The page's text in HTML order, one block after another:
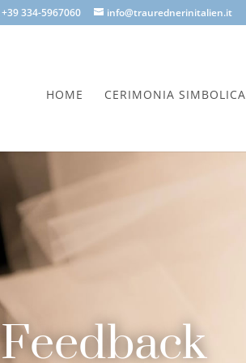
+39 334-5967060 info@traurednerinitalien.it
HOME CERIMONIA SIMBOLICA
Feedback